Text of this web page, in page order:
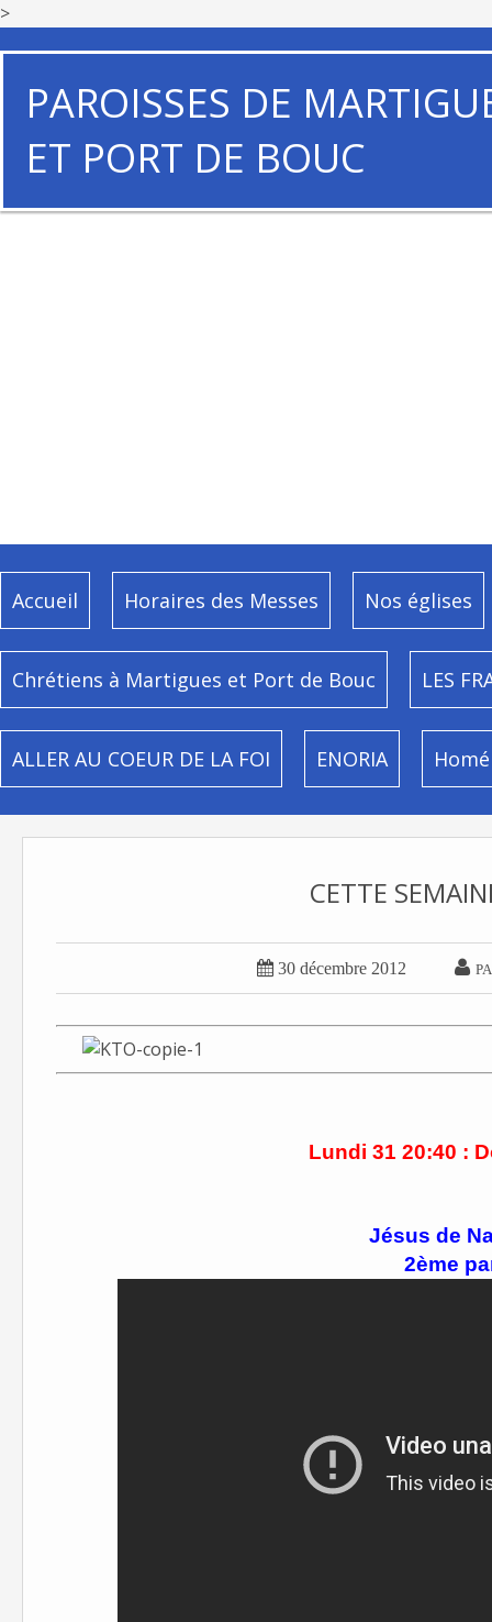
>
PAROISSES DE
ET PORT DE BOUC
Accueil Horaires des Messes Nos églises
Chrétiens à Martigues et Port de Bouc LES
ALLER AU COEUR DE LA FOI ENORIA
CETTE
 30 décembre 2012 
Lundi 31 20:40 :
Jésus de
2ème